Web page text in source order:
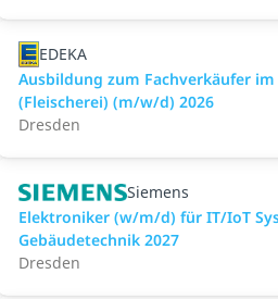
EDEKA
Ausbildung zum Fachverkäufer
(Fleischerei) (m/w/d) 2026
Dresden
Siemens
Elektroniker (w/m/d) für IT/IoT
Gebäudetechnik 2027
Dresden